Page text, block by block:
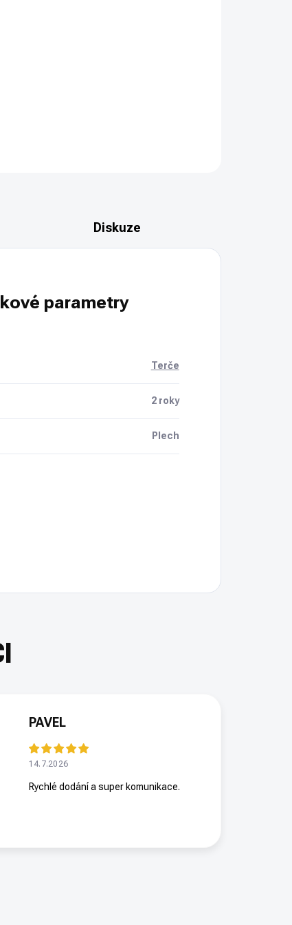
Diskuze
parametry
Terče
2 roky
Plech
PAVEL
14.7.2026
Rychlé dodání a super komunikace.